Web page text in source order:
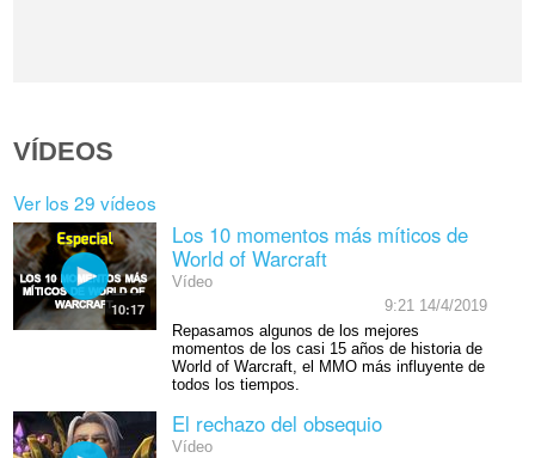
VÍDEOS
Ver los 29 vídeos
10:17
Los 10 momentos más míticos de
World of Warcraft
Vídeo
9:21 14/4/2019
Repasamos algunos de los mejores
momentos de los casi 15 años de historia de
World of Warcraft, el MMO más influyente de
todos los tiempos.
El rechazo del obsequio
Vídeo